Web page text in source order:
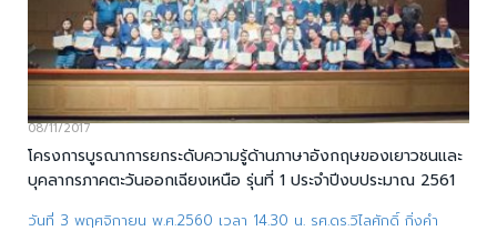
08/11/2017
โครงการบูรณาการยกระดับความรู้ด้านภาษาอังกฤษของเยาวชนและ
บุคลากรภาคตะวันออกเฉียงเหนือ รุ่นที่ 1 ประจำปีงบประมาณ 2561
วันที่ 3 พฤศจิกายน พ.ศ.2560 เวลา 14.30 น. รศ.ดร.วิไลศักดิ์ กิ่งคำ